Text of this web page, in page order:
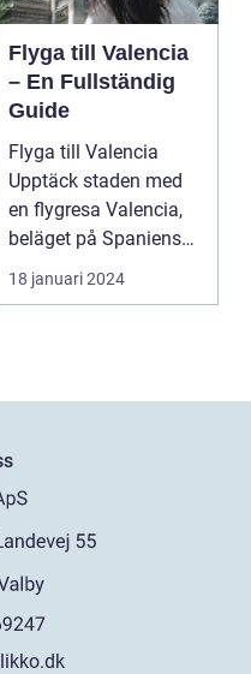
Flyga till Valencia
– En Fullständig
Guide
Flyga till Valencia
Upptäck staden med
en flygresa Valencia,
beläget på Spaniens
östkust, är en fä...
18 januari 2024